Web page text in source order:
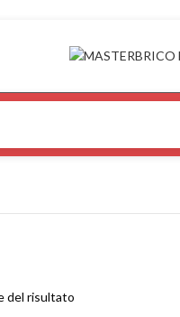
del risultato